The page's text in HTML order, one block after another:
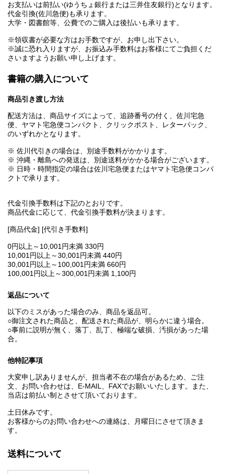
お支払いは前払い(ゆうちょ銀行または三井住友銀行)となります。
代金引換(佐川急便)も承ります。
大学・図書館等、公費でのご購入は後払いも承ります。
※領収書が必要な方はお手数ですが、お申し出下さい。
※誠に恐れ入りますが、お振込み手数料はお客様にてご負担くだ
さいますようお願い申し上げます。
書籍の購入について
商品引き渡し方法
配送方法は、商品サイズによって、追跡番号の付く、佐川宅急
便、ヤマト宅急便コンパクト、クリックポスト、レターパック、
のいずれかとなります。
※ 佐川代引きの場合は、別途手数料がかかります。
※ 沖縄・離島への発送は、別途送料がかかる場合がございます。
※ 日時・時間指定の場合は佐川宅急便またはヤマト宅急便コンパ
クトで承ります。
代金引換手数料は下記のとおりです。
商品代金に応じて、代金引換手数料が決まります。
[商品代金] [代引き手数料]
0円以上～10,001円未満 330円
10,001円以上～30,001円未満 440円
30,001円以上～100,001円未満 660円
100,001円以上～300,001円未満 1,100円
返品について
以下のミスがあった場合のみ、商品を返品可。
○御注文された商品と、配送された商品が、明らかに違う場合。
○事前に説明が無く、落丁、乱丁、極端な破損、汚損があった場
合。
他特記事項
大変申し訳ありませんが、担当者不在の場合があるため、ご注
文、お問い合わせは、E‐MAIL、FAXでお願いいたします。また、
当店は前払い制とさせて頂いております。
土日休みです。
お客様からのお問い合わせへの連絡は、月曜日にさせて頂きま
す。
送料について